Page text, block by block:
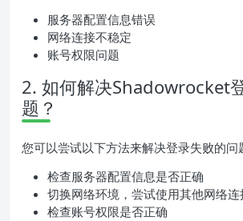
服务器配置信息错误
网络连接不稳定
账号权限问题
2. 如何解决Shadowrocket
题？
您可以尝试以下方法来解决登录失败的问
检查服务器配置信息是否正确
切换网络环境，尝试使用其他网络连
检查账号权限是否正确